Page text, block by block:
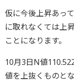
仮に今後上昇あっ
に取れなくては上
ことになります。
10月3日N値
値を上抜くものと